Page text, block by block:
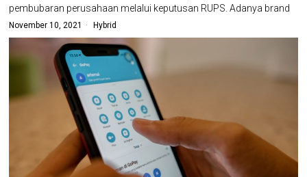
pembubaran perusahaan melalui keputusan RUPS. Adanya brand
November 10, 2021 Hybrid